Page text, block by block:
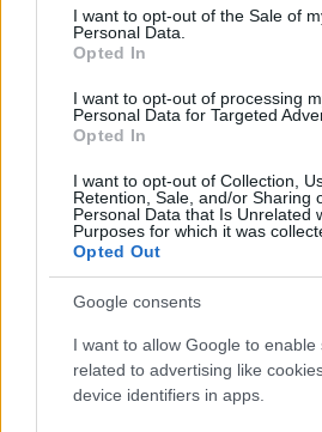
I want to opt-out of the Sale of
Personal Data.
Opted In
I want to opt-out of processing
Personal Data for Targeted
Opted In
I want to opt-out of Collection,
Retention, Sale, and/or Sharing
Personal Data that Is Unrelated
Purposes for which it was
Opted Out
Google consents
I want to allow Google to enable
related to advertising like
device identifiers in apps.
#vježba
#trening